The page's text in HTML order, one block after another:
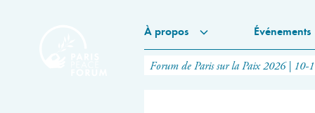
À propos Événements
Forum de Paris sur la Paix 2026 | 10-